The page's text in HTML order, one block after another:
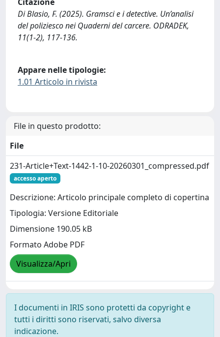
Di Blasio, F. (2025). Gramsci e i detective. Un’analisi
del poliziesco nei Quaderni del carcere. ODRADEK,
11(1-2), 117-136.
Appare nelle tipologie:
1.01 Articolo in rivista
File in questo prodotto:
File
231-Article+Text-1442-1-10-20260301_compressed.pdf
accesso aperto
Descrizione: Articolo principale completo di copertina
Tipologia: Versione Editoriale
Dimensione 190.05 kB
Formato Adobe PDF
Visualizza/Apri
I documenti in IRIS sono protetti da copyright e
tutti i diritti sono riservati, salvo diversa
indicazione.